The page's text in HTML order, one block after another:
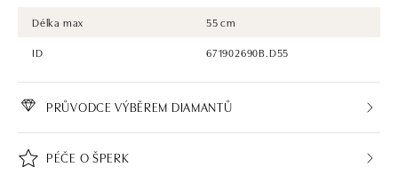
Délka max
55 cm
ID
671902690B.D55
PRŮVODCE VÝBĚREM DIAMANTŮ
PÉČE O ŠPERK